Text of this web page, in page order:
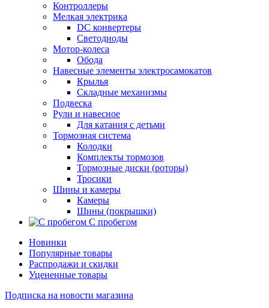
Контроллеры
Мелкая электрика
DC конвертеры
Светодиоды
Мотор-колеса
Обода
Навесные элементы электросамокатов
Крылья
Складные механизмы
Подвеска
Рули и навесное
Для катания с детьми
Тормозная система
Колодки
Комплекты тормозов
Тормозные диски (роторы)
Тросики
Шины и камеры
Камеры
Шины (покрышки)
С пробегом
Новинки
Популярные товары
Распродажи и скидки
Уцененные товары
Подписка на новости магазина